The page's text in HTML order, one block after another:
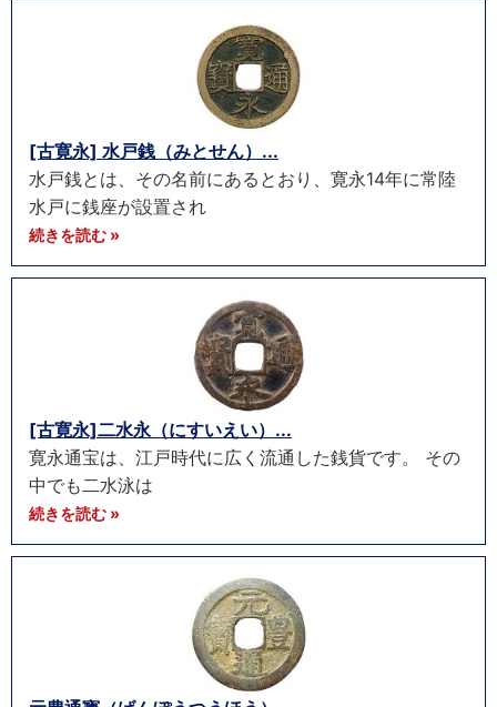
[古寛永] 水戸銭（みとせん）...
水戸銭とは、その名前にあるとおり、寛永14年に常陸
水戸に銭座が設置され
続きを読む »
[古寛永]二水永（にすいえい）...
寛永通宝は、江戸時代に広く流通した銭貨です。 その
中でも二水泳は
続きを読む »